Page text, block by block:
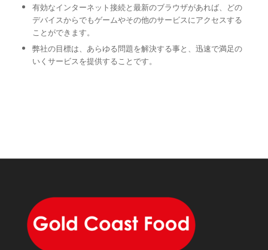
有効なインターネット接続と最新のブラウザがあれば、どの
デバイスからでもゲームやその他のサービスにアクセスする
ことができます。
弊社の目標は、あらゆる問題を解決する事と、迅速で満足の
いくサービスを提供することです。